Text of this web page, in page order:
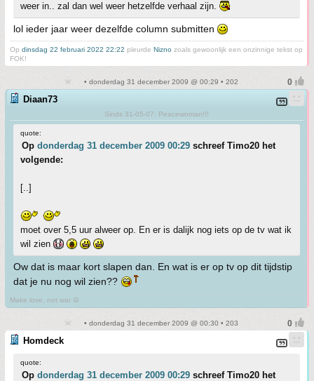
weer in.. zal dan wel weer hetzelfde verhaal zijn.
lol ieder jaar weer dezelfde column submitten
Op dinsdag 22 februari 2022 22:22 pleurde Nizno zoals gewoonlijk een onzinnige tekst op
FOK!
• donderdag 31 december 2009 @ 00:29 • 202
Diaan73
Sinds 31-05-07: Peacewoman!!!
quote:
Op donderdag 31 december 2009 00:29 schreef Timo20 het
volgende:
[..]
moet over 5,5 uur alweer op. En er is dalijk nog iets op de tv wat ik
wil zien
Ow dat is maar kort slapen dan. En wat is er op tv op dit tijdstip
dat je nu nog wil zien??
Make love, not war ☮
• donderdag 31 december 2009 @ 00:30 • 203
Homdeck
quote:
Op donderdag 31 december 2009 00:29 schreef Timo20 het